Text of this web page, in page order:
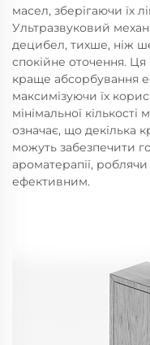
масел, зберігаючи їх
Ультразвуковий
децибел, тихше, ніж
спокійне оточення.
краще абсорбування
максимізуючи їх
мінімальної
означає, що декілька
можуть забезпечити
ароматерапії,
ефективним.